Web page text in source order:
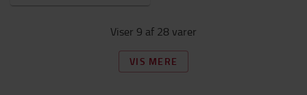
Viser 9 af 28 varer
VIS MERE